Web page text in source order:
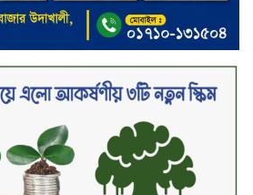
২০২৯ সালের মধ্যে বাংলাদেশের
সবচেয়ে বিশ্বস্ত, টেকসই ও ক্যাশলেস
ব্যাংক হওয়ার লক্ষ্য নিয়ে ‘ভিশন ২০২৯’
উন্মোচন করল কমিউনিটি ব্যাংক
শিক্ষার্থীদের জন্য দারাজে এক্সক্লুসিভ
ডিসকাউন্ট নিয়ে আসছে রিয়েলমি
সি১০০এক্স